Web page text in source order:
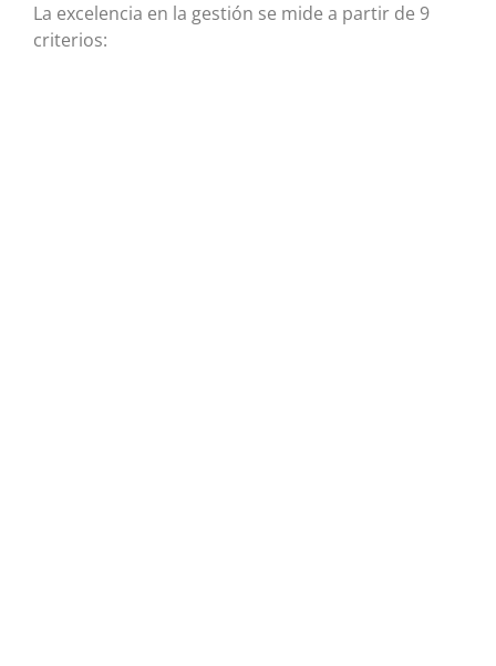
La excelencia en la gestión se mide a partir de 9
criterios: